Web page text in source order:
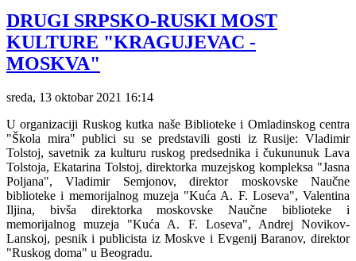
DRUGI SRPSKO-RUSKI MOST
KULTURE "KRAGUJEVAC -
MOSKVA"
sreda, 13 oktobar 2021 16:14
U organizaciji Ruskog kutka naše Biblioteke i Omladinskog centra
"Škola mira" publici su se predstavili gosti iz Rusije: Vladimir
Tolstoj, savetnik za kulturu ruskog predsednika i čukununuk Lava
Tolstoja, Ekatarina Tolstoj, direktorka muzejskog kompleksa "Jasna
Poljana", Vladimir Semjonov, direktor moskovske Naučne
biblioteke i memorijalnog muzeja "Kuća A. F. Loseva", Valentina
Iljina, bivša direktorka moskovske Naučne biblioteke i
memorijalnog muzeja "Kuća A. F. Loseva", Andrej Novikov-
Lanskoj, pesnik i publicista iz Moskve i Evgenij Baranov, direktor
"Ruskog doma" u Beogradu.